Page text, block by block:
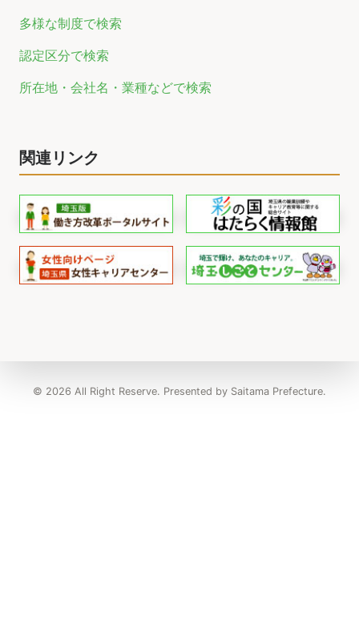
多様な制度で検索
認定区分で検索
所在地・会社名・業種などで検索
関連リンク
© 2026 All Right Reserve. Presented by Saitama Prefecture.